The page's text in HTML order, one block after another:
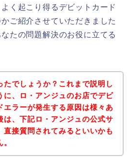
く起こり得るデビットカード
ご紹介させていただきました
たの問題解決のお役に立てる
たでしょうか？これまで説明し
に、ロ・アンジュのお店でデビ
エラーが発生する原因は様々あ
は、下記ロ・アンジュの公式サ
直接質問されてみるといいかも